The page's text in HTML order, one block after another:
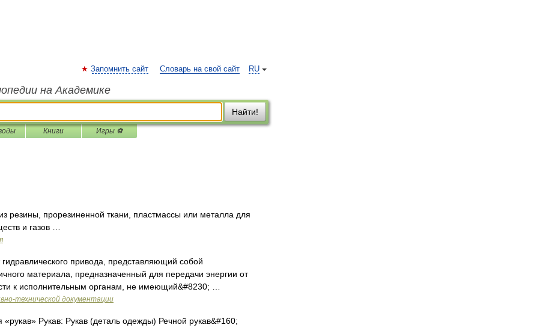
RU
Запомнить сайт Словарь на свой сайт
на Академике
Найти!
Книги Игры ⚽
резины, прорезиненной ткани, пластмассы или металла для
и газов …
привода, представляющий собой
материала, предназначенный для передачи энергии от
к исполнительным органам, не имеющий&#8230; …
технической документации
Рукав: Рукав (деталь одежды) Речной рукав&#160;